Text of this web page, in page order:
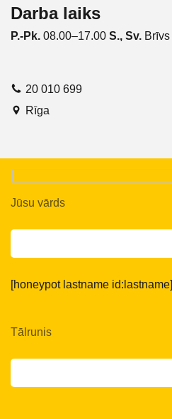
Darba laiks
P.-Pk. 08.00–17.00 S., Sv. Brīvs
20 010 699
Rīga
Jūsu vārds
[honeypot lastname id:lastname]
Tālrunis